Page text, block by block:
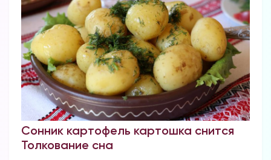
Сонник картофель картошка снится
Толкование сна